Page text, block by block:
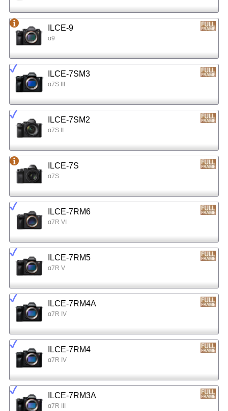
ILCE-9
α9
ILCE-7SM3
α7S III
ILCE-7SM2
α7S II
ILCE-7S
α7S
ILCE-7RM6
α7R VI
ILCE-7RM5
α7R V
ILCE-7RM4A
α7R IV
ILCE-7RM4
α7R IV
ILCE-7RM3A
α7R III